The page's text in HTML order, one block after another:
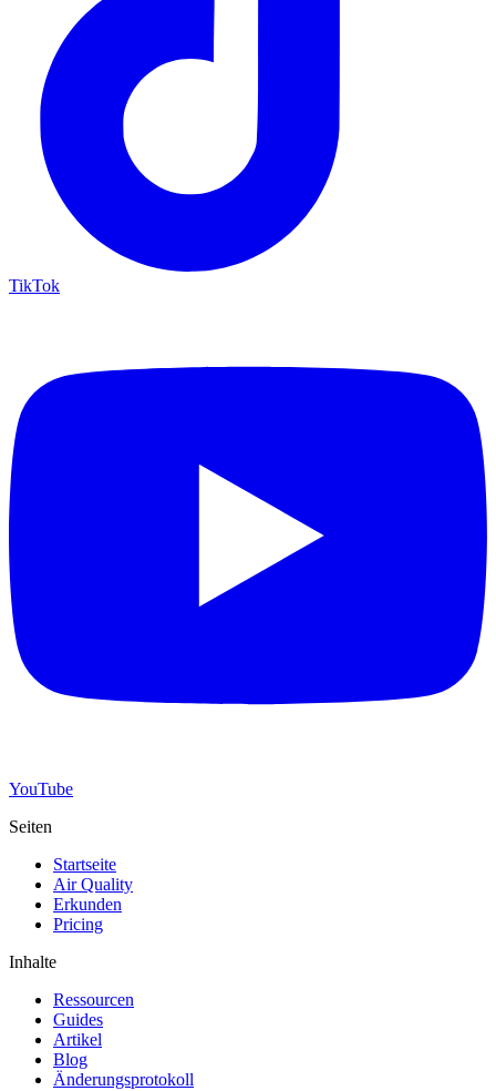
TikTok
YouTube
Seiten
Startseite
Air Quality
Erkunden
Pricing
Inhalte
Ressourcen
Guides
Artikel
Blog
Änderungsprotokoll